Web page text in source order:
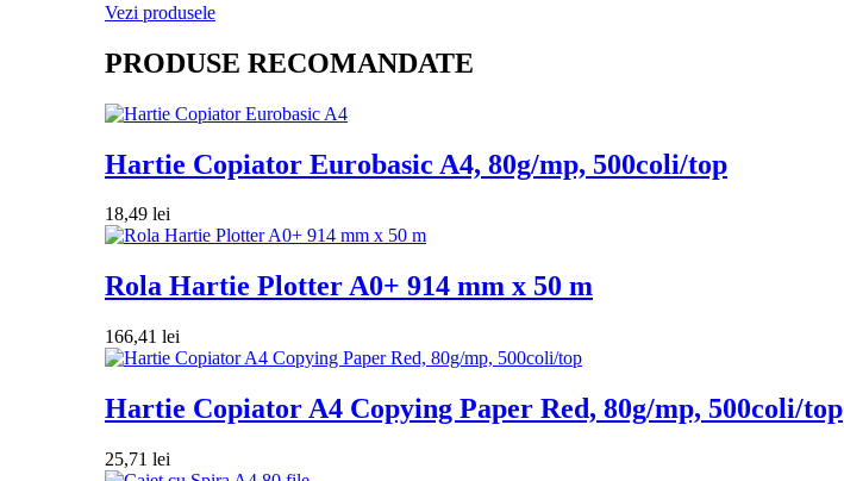
Vezi produsele
PRODUSE RECOMANDATE
Hartie Copiator Eurobasic A4, 80g/mp, 500coli/top
18,49 lei
Rola Hartie Plotter A0+ 914 mm x 50 m
166,41 lei
Hartie Copiator A4 Copying Paper Red, 80g/mp, 500coli/top
25,71 lei